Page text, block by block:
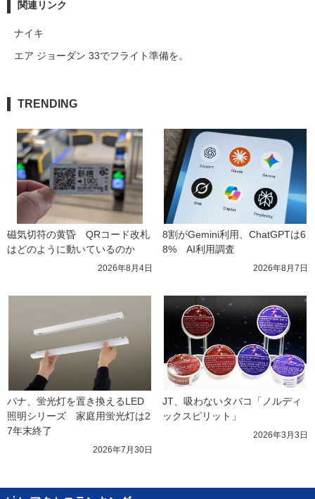
関連リンク
ナイキ
エア ジョーダン 33でフライト準備を。
TRENDING
磁気切符の黄昏　QRコード改札
はどのように動いているのか
2026年8月4日
8割がGemini利用、ChatGPTは6
8%　AI利用調査
2026年8月7日
パナ、蛍光灯を置き換えるLED
照明シリーズ　家庭用蛍光灯は2
7年末終了
2026年7月30日
JT、吸わないタバコ「ノルディ
ックスピリット」
2026年3月3日